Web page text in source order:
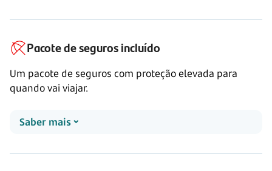
Pacote de seguros incluído
Um pacote de seguros com proteção elevada para
quando vai viajar.
Saber mais